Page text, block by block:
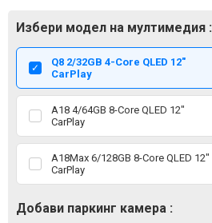
Избери модел на мултимедия :
Q8 2/32GB 4-Core QLED 12"
CarPlay
А18 4/64GB 8-Core QLED 12"
CarPlay
А18Мax 6/128GB 8-Core QLED 12"
CarPlay
Добави паркинг камера :